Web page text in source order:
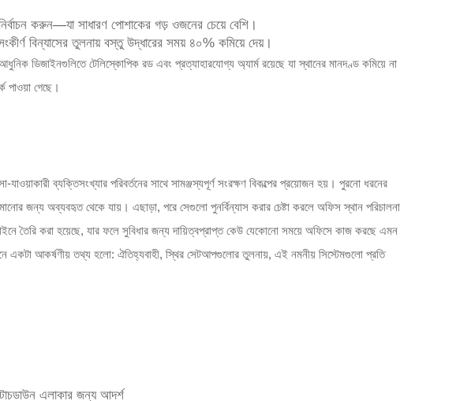
করুন—যা সাধারণ পোশাকের গড় ওজনের চেয়ে বেশি।
বিন্যাসের তুলনায় বস্তু উদ্ধারের সময় ৪০% কমিয়ে দেয়।
ডিজাইনগুলিতে টেলিস্কোপিক রড এবং প্রত্যাহারযোগ্য অ্যার্ম রয়েছে যা স্থানের মানদণ্ড কমিয়ে না
পাওয়া গেছে।
ব্যক্তিসংখ্যার পরিবর্তনের সাথে সামঞ্জস্যপূর্ণ সংরক্ষণ বিকল্পের প্রয়োজন হয়। পুরনো ধরনের
জন্য অব্যবহৃত থেকে যায়। এছাড়া, পরে সেগুলো পুনর্বিন্যাস করার চেষ্টা করলে অফিস স্থান পরিচালনা
তৈরি করা হয়েছে, যার ফলে সুবিধার জন্য দায়িত্বপ্রাপ্ত কেউ যেকোনো সময়ে অফিসে কাজ করছে এমন
একটা আকর্ষণীয় তথ্য হলো: ঐতিহ্যবাহী, স্থির সেটআপগুলোর তুলনায়, এই নমনীয় সিস্টেমগুলো প্রতি
এলাকার জন্য আদর্শ